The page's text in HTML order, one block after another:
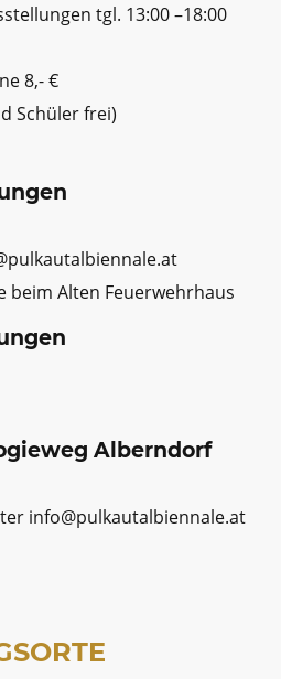
beim Alten Feuerwehrhaus
tgl. 13:00 –18:00
8,- €
Schüler frei)
Alberndorf
info@pulkautalbiennale.at